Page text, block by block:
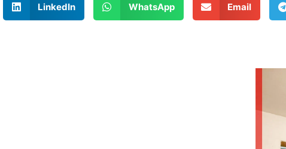
LinkedIn WhatsApp Email